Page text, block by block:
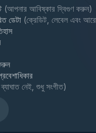
(আপনার আবিষ্কার দ্বিগুণ করুন)
ডেটা (ক্রেডিট, লেবেল এবং
নেই, শুধু সংগীত)